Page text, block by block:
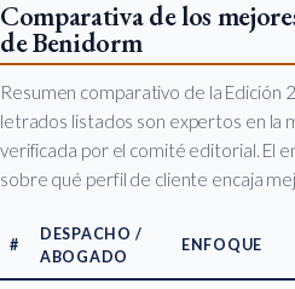
Comparativa de los
de Benidorm
Resumen comparativo de la Edición
letrados listados son expertos en la
verificada por el comité editorial. El
sobre qué perfil de cliente encaja
#
DESPACHO /
ABOGADO
ENFOQUE